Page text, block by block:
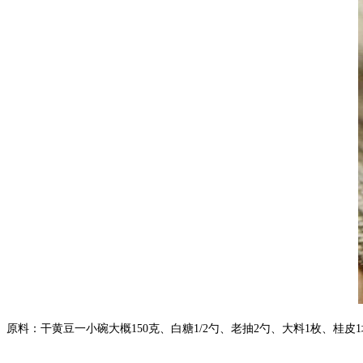
原料：干黄豆一小碗大概150克、白糖1/2勺、老抽2勺、大料1枚、桂皮